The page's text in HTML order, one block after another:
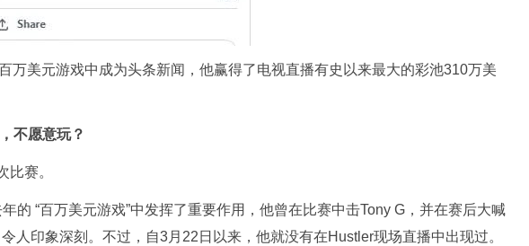
万美元游戏中成为头条新闻，他赢得了电视直播有史以来最大的彩池310万美
不愿意玩？
比赛。
的 “百万美元游戏”中发挥了重要作用，他曾在比赛中击Tony G，并在赛后大喊
人印象深刻。不过，自3月22日以来，他就没有在Hustler现场直播中出现过。